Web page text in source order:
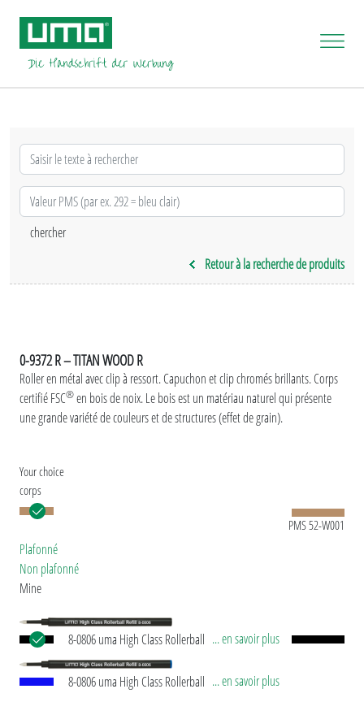
Retour à la recherche de produits
0-9372 R – TITAN WOOD R
Roller en métal avec clip à ressort. Capuchon et clip chromés brillants. Corps
certifié FSC®en bois de noix. Le bois est un matériau naturel qui présente
une grande variété de couleurs et de structures (effet de grain).
Your choice
corps
PMS 52-W001
Plafonné
Non plafonné
Mine
8-0806 uma High Class Rollerball Refill black
Recharge roller avec pointe en acier affiné et bille
en céramique (0,7 mm). Longueur d’écriture env.
... en savoir plus
8-0806 uma High Class Rollerball Refill blue
... en savoir plus